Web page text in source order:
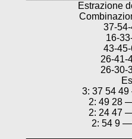
Estrazione
37-
16-
43-
26-41-
26-30-
3: 37 54
2: 49 28
2: 24 47
2: 54 9